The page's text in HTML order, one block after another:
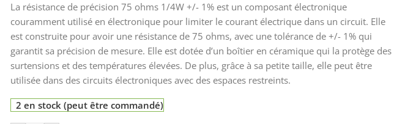
La résistance de précision 75 ohms 1/4W +/- 1% est un composant électronique
couramment utilisé en électronique pour limiter le courant électrique dans un circuit. Elle
est construite pour avoir une résistance de 75 ohms, avec une tolérance de +/- 1% qui
garantit sa précision de mesure. Elle est dotée d’un boîtier en céramique qui la protège des
surtensions et des températures élevées. De plus, grâce à sa petite taille, elle peut être
utilisée dans des circuits électroniques avec des espaces restreints.
2 en stock (peut être commandé)